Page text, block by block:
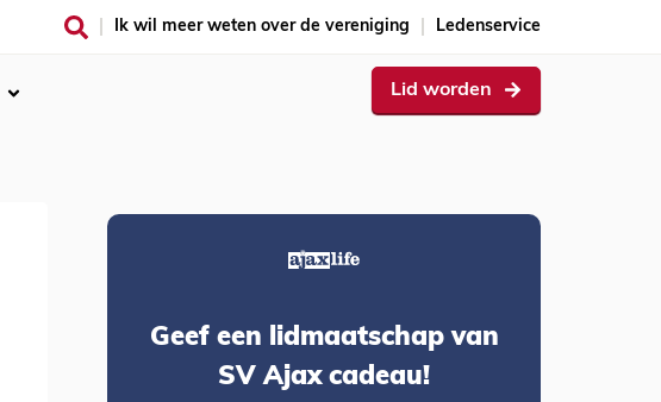
Ik wil meer weten over de vereniging Ledenservice
Lid worden
Geef een lidmaatschap van
SV Ajax cadeau!